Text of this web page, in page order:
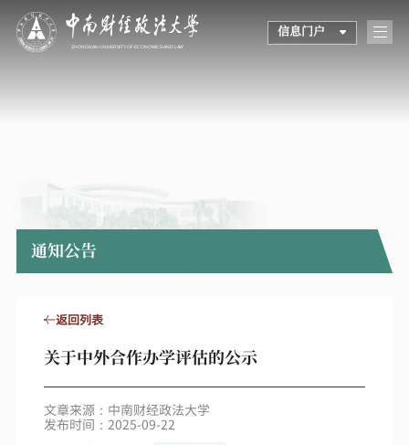
信息门户
通知公告
返回列表
关于中外合作办学评估的公示
文章来源：中南财经政法大学
发布时间：2025-09-22